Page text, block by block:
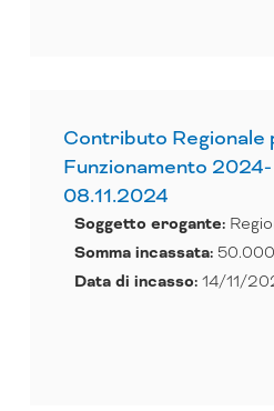
Contributo Regionale
Funzionamento
08.11.2024
Somma incassata:
Soggetto erogante:
Data di incasso: 14/11/